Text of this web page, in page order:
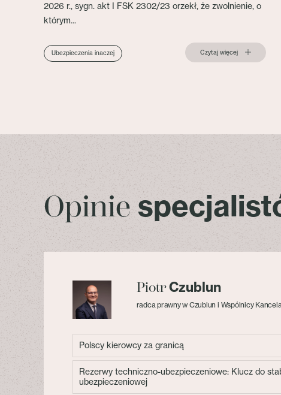
2026 r., sygn. akt I FSK 2302/23 orzekł, że zwolnienie, o
którym...
Ubezpieczenia inaczej Czytaj więcej
Opinie
PiotrCzublun
radca prawny w Czublun i Wspólnicy
Polscy kierowcy za granicą
Rezerwy techniczno-ubezpieczeniowe: Klucz do
ubezpieczeniowej